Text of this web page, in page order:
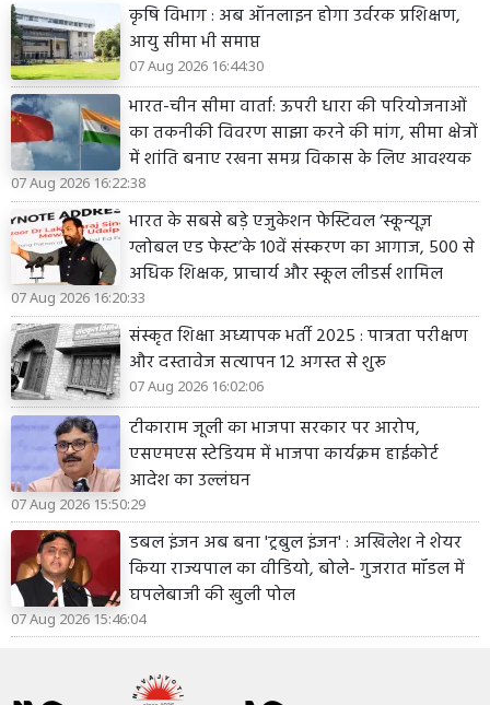
कृषि विभाग : अब ऑनलाइन होगा उर्वरक प्रशिक्षण,
आयु सीमा भी समाप्त
07 Aug 2026 16:44:30
भारत-चीन सीमा वार्ता: ऊपरी धारा की परियोजनाओं
का तकनीकी विवरण साझा करने की मांग, सीमा क्षेत्रों
में शांति बनाए रखना समग्र विकास के लिए आवश्यक
07 Aug 2026 16:22:38
भारत के सबसे बड़े एजुकेशन फेस्टिवल ‘स्कून्यूज़
ग्लोबल एड फेस्ट’के 10वें संस्करण का आगाज, 500 से
अधिक शिक्षक, प्राचार्य और स्कूल लीडर्स शामिल
07 Aug 2026 16:20:33
संस्कृत शिक्षा अध्यापक भर्ती 2025 : पात्रता परीक्षण
और दस्तावेज सत्यापन 12 अगस्त से शुरू
07 Aug 2026 16:02:06
टीकाराम जूली का भाजपा सरकार पर आरोप,
एसएमएस स्टेडियम में भाजपा कार्यक्रम हाईकोर्ट
आदेश का उल्लंघन
07 Aug 2026 15:50:29
डबल इंजन अब बना 'ट्रबुल इंजन' : अखिलेश ने शेयर
किया राज्यपाल का वीडियो, बोले- गुजरात मॉडल में
घपलेबाजी की खुली पोल
07 Aug 2026 15:46:04